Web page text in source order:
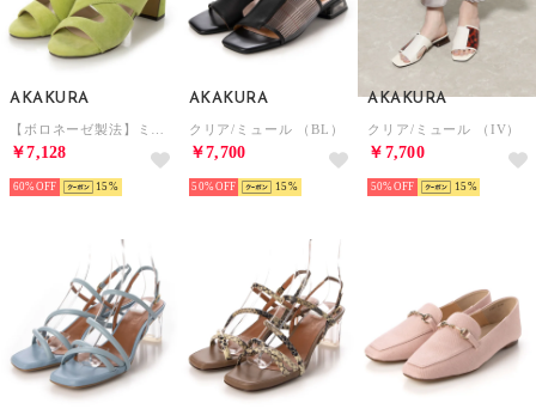
AKAKURA
￥7,128
60% 15
AKAKURA
クリア/ミュール （BL）
￥7,700
50% 15
AKAKURA
クリア/ミュール （IV）
￥7,700
50% 15